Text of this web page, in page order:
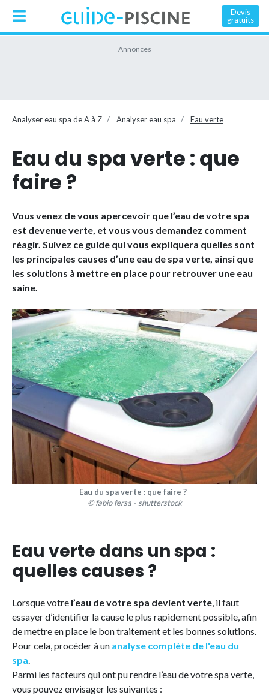
Devis
gratuits
Analyser eau spa de A à Z Analyser eau spa Eau verte
Eau du spa verte : que
faire ?
Vous venez de vous apercevoir que l’eau de votre spa
est devenue verte, et vous vous demandez comment
réagir. Suivez ce guide qui vous expliquera quelles sont
les principales causes d’une eau de spa verte, ainsi que
les solutions à mettre en place pour retrouver une eau
saine.
Eau du spa verte : que faire ?
© fabio fersa - shutterstock
Eau verte dans un spa :
quelles causes ?
Lorsque votre l’eau de votre spa devient verte , il faut
essayer d’identifier la cause le plus rapidement possible, afin
de mettre en place le bon traitement et les bonnes solutions.
Pour cela, procéder à un analyse complète de l'eau du
spa
Parmi les facteurs qui ont pu rendre l’eau de votre spa verte,
vous pouvez envisager les suivantes :